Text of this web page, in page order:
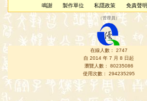
鳴謝
製作單位 私隱政策 免責聲明
（管理員 ）
在線人數： 2747
自 2014 年 7 月 8 日起
瀏覽人數： 80235086
使用次數： 294235295